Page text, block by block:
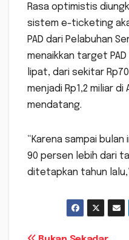
Rasa optimistis
sistem e-ticketing
PAD dari Pelabuhan
menaikkan target
lipat, dari sekitar
menjadi Rp1,2 miliar di
mendatang.
“Karena sampai
90 persen lebih dari
ditetapkan tahun